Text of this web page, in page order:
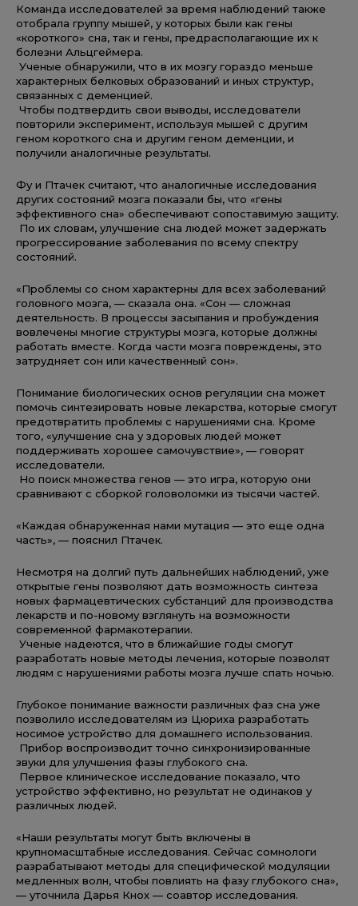
Команда исследователей за время наблюдений также
отобрала группу мышей, у которых были как гены
«короткого» сна, так и гены, предрасполагающие их к
болезни Альцгеймера.
Ученые обнаружили, что в их мозгу гораздо меньше
характерных белковых образований и иных структур,
связанных с деменцией.
Чтобы подтвердить свои выводы, исследователи
повторили эксперимент, используя мышей с другим
геном короткого сна и другим геном деменции, и
получили аналогичные результаты.
Фу и Птачек считают, что аналогичные исследования
других состояний мозга показали бы, что «гены
эффективного сна» обеспечивают сопоставимую защиту.
По их словам, улучшение сна людей может задержать
прогрессирование заболевания по всему спектру
состояний.
«Проблемы со сном характерны для всех заболеваний
головного мозга, — сказала она. «Сон — сложная
деятельность. В процессы засыпания и пробуждения
вовлечены многие структуры мозга, которые должны
работать вместе. Когда части мозга повреждены, это
затрудняет сон или качественный сон».
Понимание биологических основ регуляции сна может
помочь синтезировать новые лекарства, которые смогут
предотвратить проблемы с нарушениями сна. Кроме
того, «улучшение сна у здоровых людей может
поддерживать хорошее самочувствие», — говорят
исследователи.
Но поиск множества генов — это игра, которую они
сравнивают с сборкой головоломки из тысячи частей.
«Каждая обнаруженная нами мутация — это еще одна
часть», — пояснил Птачек.
Несмотря на долгий путь дальнейших наблюдений, уже
открытые гены позволяют дать возможность синтеза
новых фармацевтических субстанций для производства
лекарств и по-новому взглянуть на возможности
современной фармакотерапии.
Ученые надеются, что в ближайшие годы смогут
разработать новые методы лечения, которые позволят
людям с нарушениями работы мозга лучше спать ночью.
Глубокое понимание важности различных фаз сна уже
позволило исследователям из Цюриха разработать
носимое устройство для домашнего использования.
Прибор воспроизводит точно синхронизированные
звуки для улучшения фазы глубокого сна.
Первое клиническое исследование показало, что
устройство эффективно, но результат не одинаков у
различных людей.
«Наши результаты могут быть включены в
крупномасштабные исследования. Сейчас сомнологи
разрабатывают методы для специфической модуляции
медленных волн, чтобы повлиять на фазу глубокого сна»,
— уточнила Дарья Кнох — соавтор исследования.